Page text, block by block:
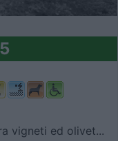
5
vigneti ed olivet...